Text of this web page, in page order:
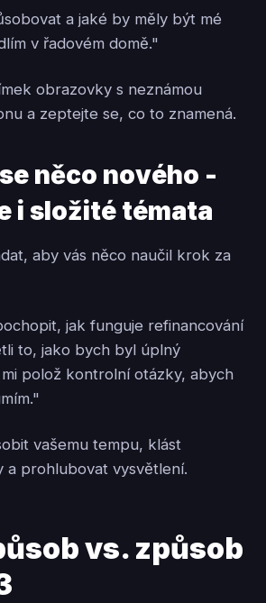
a jaké by měly být mé
v řadovém domě."
obrazovky s neznámou
a zeptejte se, co to znamená.
něco nového -
i složité témata
aby vás něco naučil krok za
jak funguje refinancování
to, jako bych byl úplný
polož kontrolní otázky, abych
vašemu tempu, klást
a prohlubovat vysvětlení.
vs. způsob